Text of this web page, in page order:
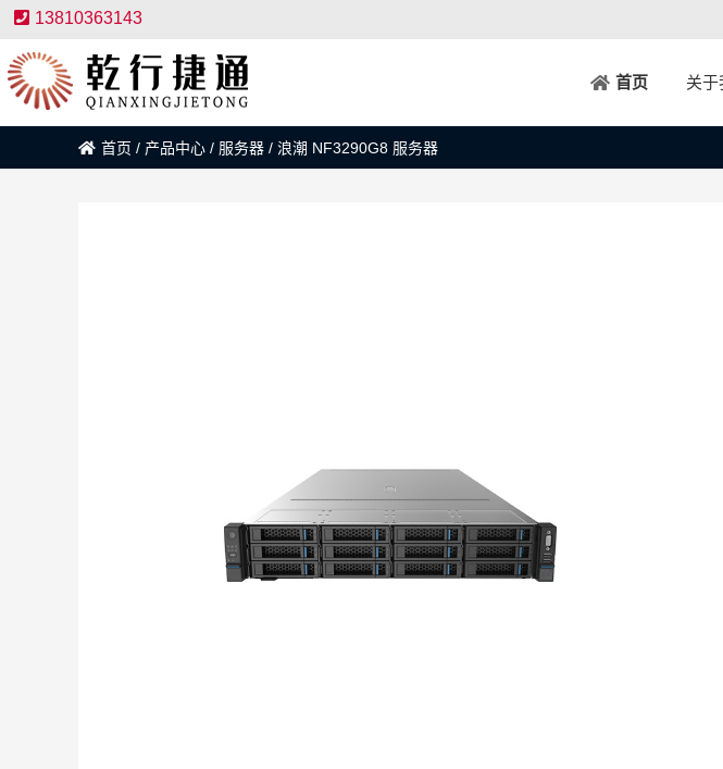
13810363143
首页 关于
首页 / 产品中心 / 服务器 / 浪潮 NF3290G8 服务器